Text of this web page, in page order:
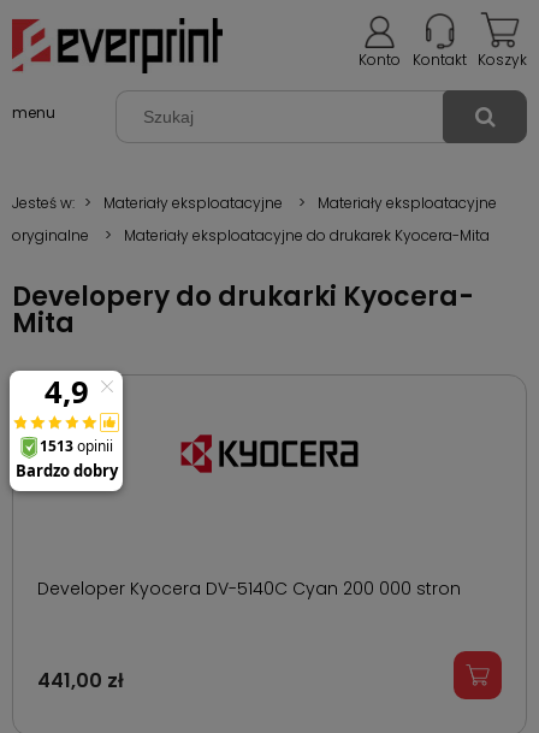
Koszyk
Kontakt
Konto
menu
Jesteś w: > Materiały eksploatacyjne >
Materiały eksploatacyjne
oryginalne
> Materiały eksploatacyjne do drukarek Kyocera-Mita
Developery do drukarki Kyocera-
Mita
Developer Kyocera DV-5140C Cyan 200 000 stron
441,00 zł